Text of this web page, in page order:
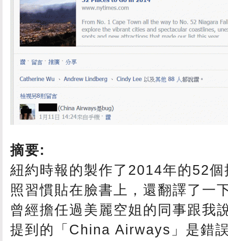
摘要:
紐約時報的製作了2014年的52
照習慣貼在臉書上，還翻譯了一
曾經擔任過美麗空姐的同事跟我
提到的「China Airways」是錯